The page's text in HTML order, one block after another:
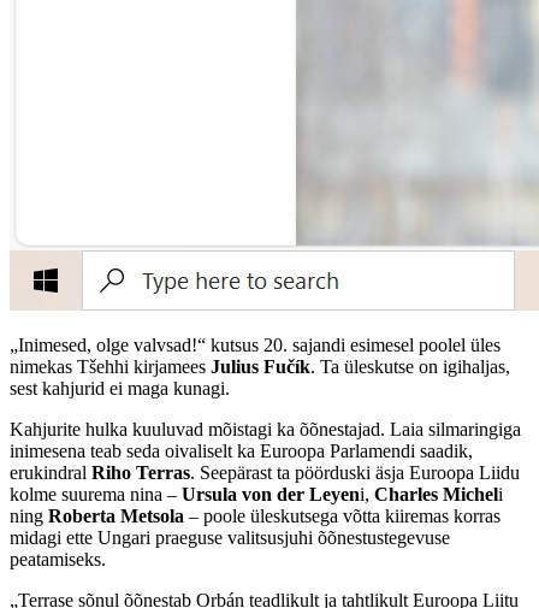
„Inimesed, olge valvsad!“ kutsus 20. sajandi esimesel poolel üles
nimekas Tšehhi kirjamees Julius Fučík. Ta üleskutse on igihaljas,
sest kahjurid ei maga kunagi.
Kahjurite hulka kuuluvad mõistagi ka õõnestajad. Laia silmaringiga
inimesena teab seda oivaliselt ka Euroopa Parlamendi saadik,
erukindral Riho Terras. Seepärast ta pöörduski äsja Euroopa Liidu
kolme suurema nina – Ursula von der Leyeni, Charles Micheli
ning Roberta Metsola – poole üleskutsega võtta kiiremas korras
midagi ette Ungari praeguse valitsusjuhi õõnestustegevuse
peatamiseks.
„Terrase sõnul õõnestab Orbán teadlikult ja tahtlikult Euroopa Liitu